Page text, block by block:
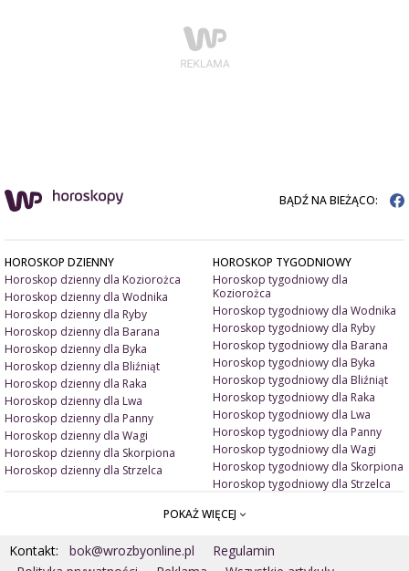
BĄDŹ NA BIEŻĄCO:
HOROSKOP DZIENNY
Horoskop dzienny dla Koziorożca
Horoskop dzienny dla Wodnika
Horoskop dzienny dla Ryby
Horoskop dzienny dla Barana
Horoskop dzienny dla Byka
Horoskop dzienny dla Bliźniąt
Horoskop dzienny dla Raka
Horoskop dzienny dla Lwa
Horoskop dzienny dla Panny
Horoskop dzienny dla Wagi
Horoskop dzienny dla Skorpiona
Horoskop dzienny dla Strzelca
HOROSKOP TYGODNIOWY
Horoskop tygodniowy dla
Koziorożca
Horoskop tygodniowy dla Wodnika
Horoskop tygodniowy dla Ryby
Horoskop tygodniowy dla Barana
Horoskop tygodniowy dla Byka
Horoskop tygodniowy dla Bliźniąt
Horoskop tygodniowy dla Raka
Horoskop tygodniowy dla Lwa
Horoskop tygodniowy dla Panny
Horoskop tygodniowy dla Wagi
Horoskop tygodniowy dla Skorpiona
Horoskop tygodniowy dla Strzelca
Pieniądze i dobrobyt
ZNAK ZODIAKU A
Jak ubrać się na randkę?
POKAŻ WIĘCEJ
Kontakt: bok@wrozbyonline.pl
Regulamin